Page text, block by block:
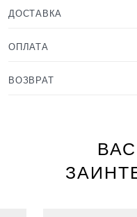
ДОСТАВКА
ОПЛАТА
ВОЗВРАТ